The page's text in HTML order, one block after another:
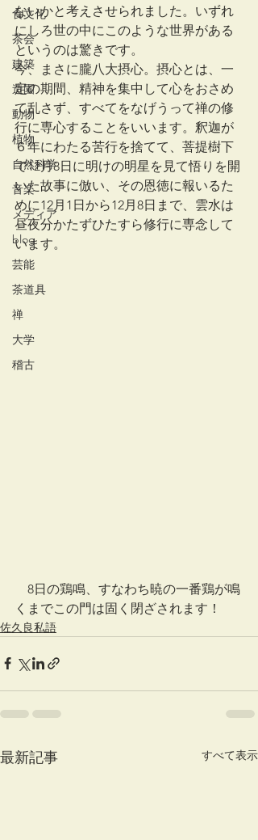
食文化
茶会
建築
造園
動物
植物
自然科学
音楽
メディア
blog
芸能
茶道具
禅
大学
稽古
ないかと考えさせられました。いずれ
にしろ世の中にこのような世界がある
というのは驚きです。
今、まさに朧八大摂心。摂心とは、一
定の期間、精神を集中して心をおさめ
て乱さず、すべてをなげうって禅の修
行に専心することをいいます。釈迦が
６年にわたる苦行を捨てて、菩提樹下
で12月8日に明けの明星を見て悟りを開
いた故事に倣い、その恩徳に報いるた
めに12月1日から12月8日まで、雲水は
昼夜分かたずひたすら修行に専念して
います。
8日の鶏鳴、すなわち暁の一番鶏が鳴
くまでこの門は固く閉ざされます！
佐久良私語
最新記事 すべて表示